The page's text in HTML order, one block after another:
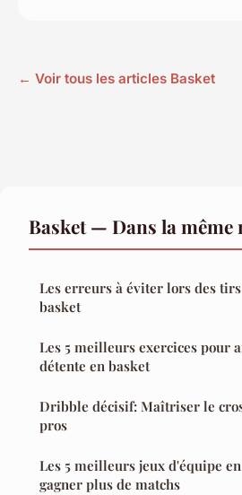
← Voir tous les articles Basket
Basket — Dans la
Les erreurs à éviter lors des
basket
Les 5 meilleurs exercices pour
détente en basket
Dribble décisif: Maîtriser le
pros
Les 5 meilleurs jeux d'équipe
gagner plus de matchs